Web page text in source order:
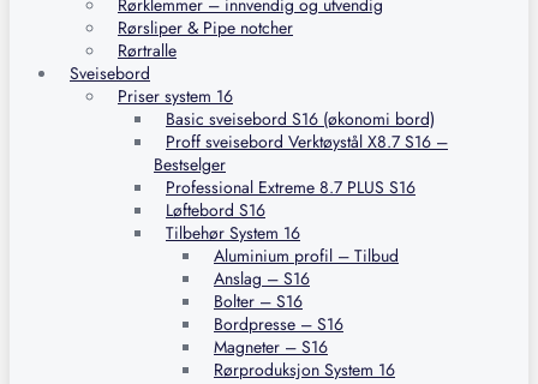
Rørklemmer – innvendig og utvendig
Rørsliper & Pipe notcher
Rørtralle
Sveisebord
Priser system 16
Basic sveisebord S16 (økonomi bord)
Proff sveisebord Verktøystål X8.7 S16 –
Bestselger
Professional Extreme 8.7 PLUS S16
Løftebord S16
Tilbehør System 16
Aluminium profil – Tilbud
Anslag – S16
Bolter – S16
Bordpresse – S16
Magneter – S16
Rørproduksjon System 16